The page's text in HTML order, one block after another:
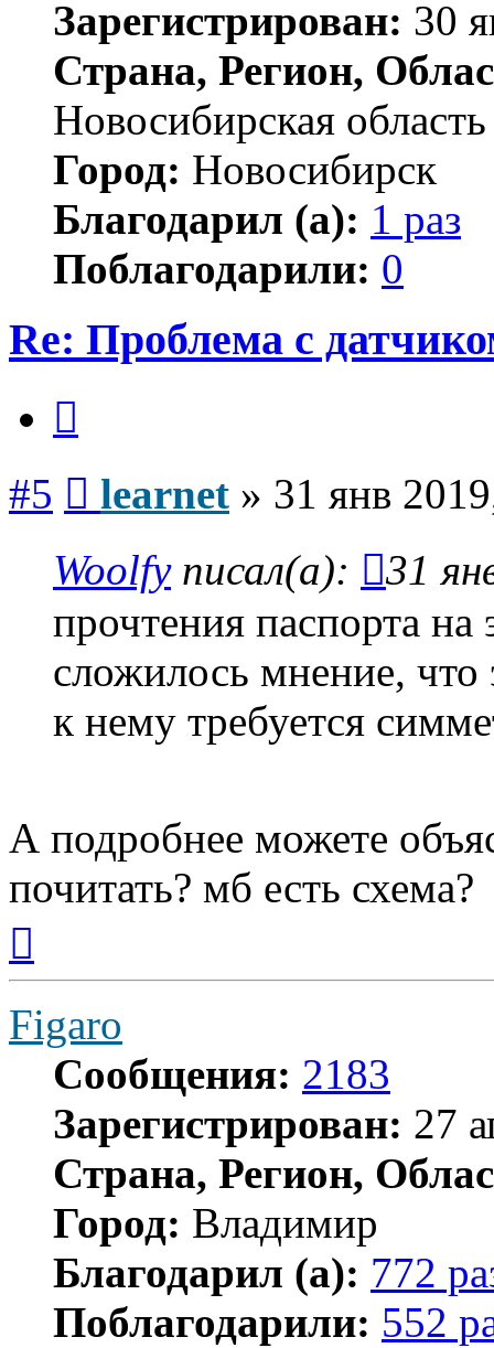
Зарегистрирован: 30
Страна, Регион,
Новосибирская область
Город: Новосибирск
Благодарил (а): 1 раз
Поблагодарили: 0
Re: Проблема с
#5 learnet » 31 янв
Woolfyписал(а):
31
прочтения паспорта на
сложилось мнение, что
к нему требуется
А подробнее можете
почитать? мб есть схема?
началу
Figaro
Сообщения: 2183
Зарегистрирован: 27
Страна, Регион,
Город: Владимир
Благодарил (а): 772
Поблагодарили: 552